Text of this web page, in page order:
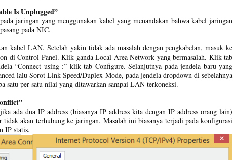
Is Unplugged”
jaringan yang menggunakan kabel yang menandakan bahwa kabel jaringan
pada NIC.
kabel LAN. Setelah yakin tidak ada masalah dengan pengkabelan, masuk ke
di Control Panel. Klik ganda Local Area Network yang bermasalah. Klik tab
“Connect using :” klik tab Configure. Selanjutnya pada jendela baru yang
lalu Sorot Link Speed/Duplex Mode, pada jendela dropdown di sebelahnya
satu per satu nilai yang ditawarkan sampai LAN terkoneksi.
ada dua IP address (biasanya IP address kita dengan IP address orang lain)
tidak akan terhubung ke jaringan. Masalah ini biasanya terjadi pada konfigurasi
IP statis.